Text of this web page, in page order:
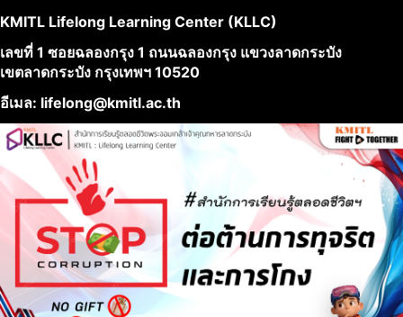
KMITL Lifelong Learning Center (KLLC)
เลขที่ 1 ซอยฉลองกรุง 1 ถนนฉลองกรุง แขวงลาดกระบัง
เขตลาดกระบัง กรุงเทพฯ 10520
อีเมล: lifelong@kmitl.ac.th